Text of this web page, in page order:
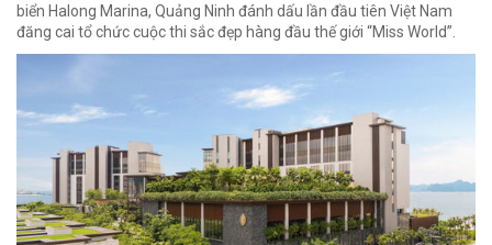
biển Halong Marina, Quảng Ninh đánh dấu lần đầu tiên Việt Nam
đăng cai tổ chức cuộc thi sắc đẹp hàng đầu thế giới “Miss World”.